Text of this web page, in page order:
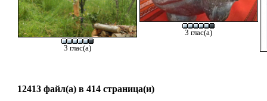
3 глас(а)
3 глас(а)
12413 файл(а) в 414 страница(и)